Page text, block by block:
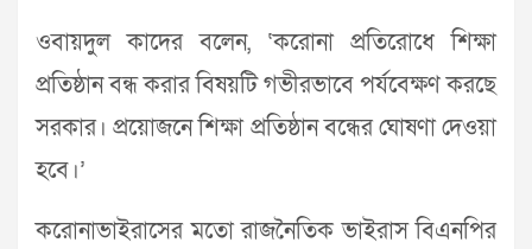
ওবায়দুল কাদের বলেন, ‘করোনা প্রতিরোধে শিক্ষা
প্রতিষ্ঠান বন্ধ করার বিষয়টি গভীরভাবে পর্যবেক্ষণ করছে
সরকার। প্রয়োজনে শিক্ষা প্রতিষ্ঠান বন্ধের ঘোষণা দেওয়া
হবে।’
করোনাভাইরাসের মতো রাজনৈতিক ভাইরাস বিএনপির